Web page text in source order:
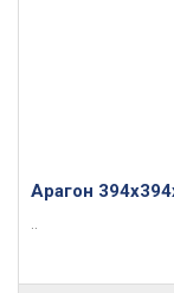
Арагон
..